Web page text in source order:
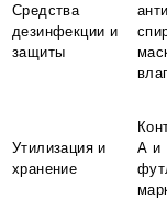
Средства
дезинфекции и
защиты
Утилизация и
хранение
А и